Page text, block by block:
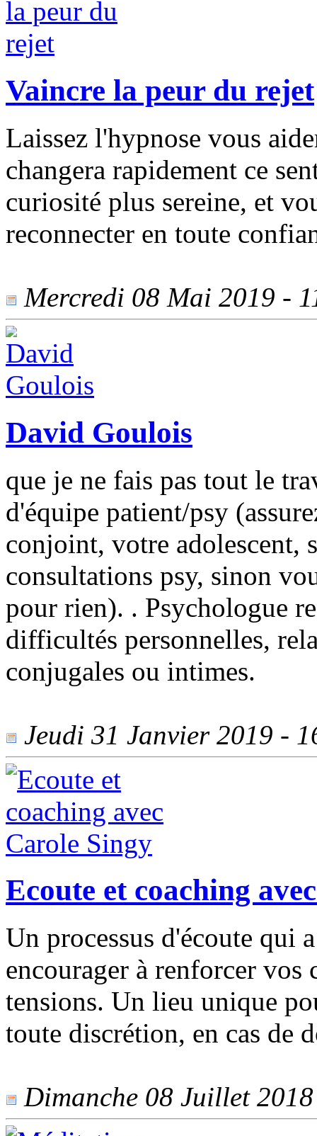
Vaincre la peur du rejet
Laissez l'hypnose vous
changera rapidement ce
curiosité plus sereine, et
reconnecter en toute
Mercredi 08 Mai 2019 -
David Goulois
que je ne fais pas tout le
d'équipe patient/psy
conjoint, votre adolescent,
consultations psy, sinon
pour rien). . Psychologue
difficultés personnelles,
conjugales ou intimes.
Jeudi 31 Janvier 2019 -
Ecoute et coaching
Un processus d'écoute qui
encourager à renforcer vos
tensions. Un lieu unique
toute discrétion, en cas de
Dimanche 08 Juillet